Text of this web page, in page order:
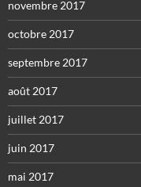
novembre 2017
octobre 2017
septembre 2017
août 2017
juillet 2017
juin 2017
mai 2017